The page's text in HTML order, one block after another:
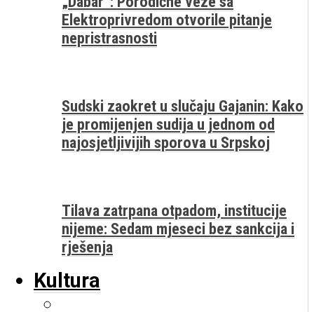
Elektroprivredom otvorile pitanje
nepristrasnosti
Sudski zaokret u slučaju Gajanin: Kako
je promijenjen sudija u jednom od
najosjetljivijih sporova u Srpskoj
Tilava zatrpana otpadom, institucije
nijeme: Sedam mjeseci bez sankcija i
rješenja
Kultura